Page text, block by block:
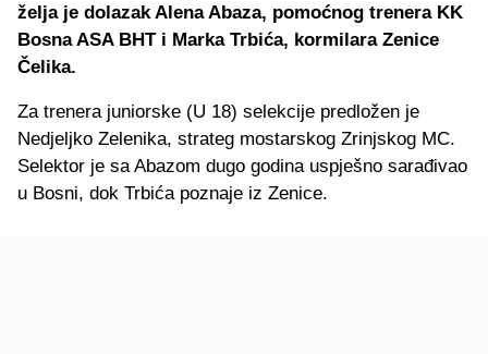
želja je dolazak Alena Abaza, pomoćnog trenera KK
Bosna ASA BHT i Marka Trbića, kormilara Zenice
Čelika.
Za trenera juniorske (U 18) selekcije predložen je
Nedjeljko Zelenika, strateg mostarskog Zrinjskog MC.
Selektor je sa Abazom dugo godina uspješno sarađivao
u Bosni, dok Trbića poznaje iz Zenice.